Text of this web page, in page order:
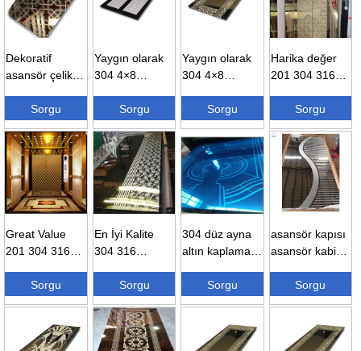
Dekoratif
asansör çelik
316 sta...
Sorgu
Yaygın olarak
304 4×8
titanyum altın
saç kullanılır...
Sorgu
Yaygın olarak
304 4×8
titanyum altın
saç kullanılır...
Sorgu
Harika değer
201 304 316
düz ...Sorgu
Great Value
201 304 316
Yüzey Düz ...
Sorgu
En İyi Kalite
304 316
Çelik Ayna
Vb...
Sorgu
304 düz ayna
altın kaplama
çelik...Sorgu
asansör kapısı
asansör kabin
kaplama ...
Sorgu